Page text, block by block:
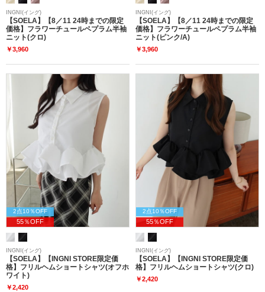
INGNI(イング)
【SOELA】【8／11 24時までの限定
価格】フラワーチュールペプラム半袖
ニット(クロ)
￥3,960
INGNI(イング)
【SOELA】【8／11 24時までの限定
価格】フラワーチュールペプラム半袖
ニット(ピンク/A)
￥3,960
2点10％OFF
55％OFF
INGNI(イング)
【SOELA】【INGNI STORE限定価
格】フリルヘムショートシャツ(オフホ
ワイト)
￥2,420
2点10％OFF
55％OFF
INGNI(イング)
【SOELA】【INGNI STORE限定価
格】フリルヘムショートシャツ(クロ)
￥2,420